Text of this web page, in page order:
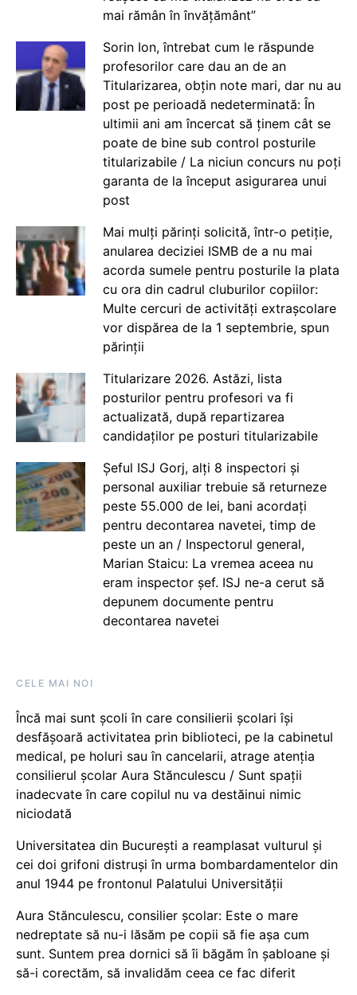
mai rămân în învățământ”
Sorin Ion, întrebat cum le răspunde
profesorilor care dau an de an
Titularizarea, obțin note mari, dar nu au
post pe perioadă nedeterminată: În
ultimii ani am încercat să ținem cât se
poate de bine sub control posturile
titularizabile / La niciun concurs nu poți
garanta de la început asigurarea unui
post
Mai mulți părinți solicită, într-o petiție,
anularea deciziei ISMB de a nu mai
acorda sumele pentru posturile la plata
cu ora din cadrul cluburilor copiilor:
Multe cercuri de activități extrașcolare
vor dispărea de la 1 septembrie, spun
părinții
Titularizare 2026. Astăzi, lista
posturilor pentru profesori va fi
actualizată, după repartizarea
candidaților pe posturi titularizabile
Șeful ISJ Gorj, alți 8 inspectori și
personal auxiliar trebuie să returneze
peste 55.000 de lei, bani acordați
pentru decontarea navetei, timp de
peste un an / Inspectorul general,
Marian Staicu: La vremea aceea nu
eram inspector șef. ISJ ne-a cerut să
depunem documente pentru
decontarea navetei
CELE MAI NOI
Încă mai sunt școli în care consilierii școlari își
desfășoară activitatea prin biblioteci, pe la cabinetul
medical, pe holuri sau în cancelarii, atrage atenția
consilierul școlar Aura Stănculescu / Sunt spații
inadecvate în care copilul nu va destăinui nimic
niciodată
Universitatea din București a reamplasat vulturul și
cei doi grifoni distruși în urma bombardamentelor din
anul 1944 pe frontonul Palatului Universității
Aura Stănculescu, consilier școlar: Este o mare
nedreptate să nu-i lăsăm pe copii să fie așa cum
sunt. Suntem prea dornici să îi băgăm în șabloane și
să-i corectăm, să invalidăm ceea ce fac diferit